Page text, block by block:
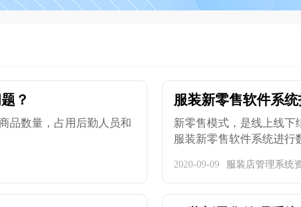
？
品数量，占用后勤人员和
服装新零售软件系
新零售模式，是线上线下
服装新零售软件系统进行
2020-09-09 服装店管理系统